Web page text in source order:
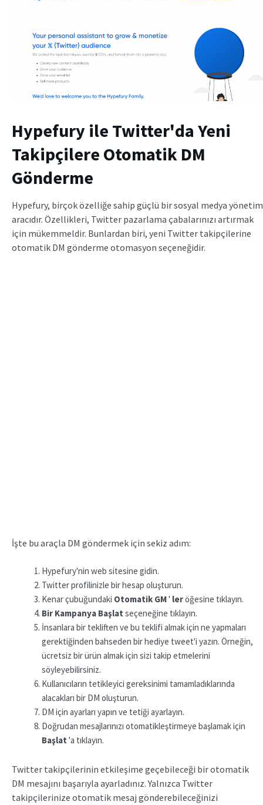
Hypefury ile Twitter'da Yeni
Takipçilere Otomatik DM
Gönderme
Hypefury, birçok özelliğe sahip güçlü bir sosyal medya yönetim
aracıdır. Özellikleri, Twitter pazarlama çabalarınızı artırmak
için mükemmeldir. Bunlardan biri, yeni Twitter takipçilerine
otomatik DM gönderme otomasyon seçeneğidir.
İşte bu araçla DM göndermek için sekiz adım:
Hypefury'nin web sitesine gidin.
Twitter profilinizle bir hesap oluşturun.
Kenar çubuğundaki Otomatik GM' leröğesine tıklayın.
Bir Kampanya Başlat seçeneğine tıklayın.
İnsanlara bir tekliften ve bu teklifi almak için ne yapmaları
gerektiğinden bahseden bir hediye tweet'i yazın. Örneğin,
ücretsiz bir ürün almak için sizi takip etmelerini
söyleyebilirsiniz.
Kullanıcıların tetikleyici gereksinimi tamamladıklarında
alacakları bir DM oluşturun.
DM için ayarları yapın ve tetiği ayarlayın.
Doğrudan mesajlarınızı otomatikleştirmeye başlamak için
Başlat 'a tıklayın.
Twitter takipçilerinin etkileşime geçebileceği bir otomatik
DM mesajını başarıyla ayarladınız. Yalnızca Twitter
takipçilerinize otomatik mesaj gönderebileceğinizi